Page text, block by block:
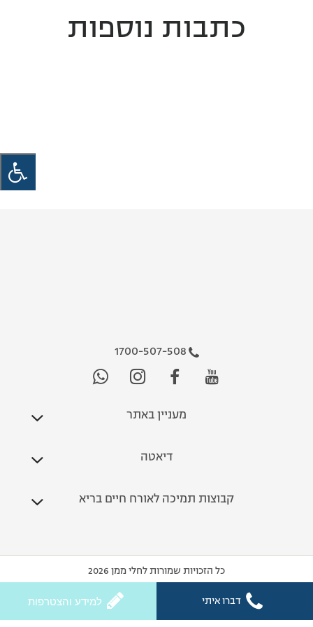
כתבות נוספות
1700-507-508
מעניין באתר
דיאטה
קבוצות תמיכה לאורח חיים בריא
כל הזכויות שמורות לחלי ממן 2026
דברו איתי למידע והצטרפות